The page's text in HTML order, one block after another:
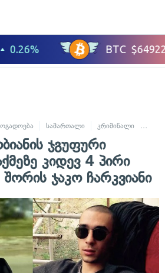
სამართალი კრიმინალი
ჯგუფური
კიდევ 4 პირი
ჯაკო ჩარკვიანი